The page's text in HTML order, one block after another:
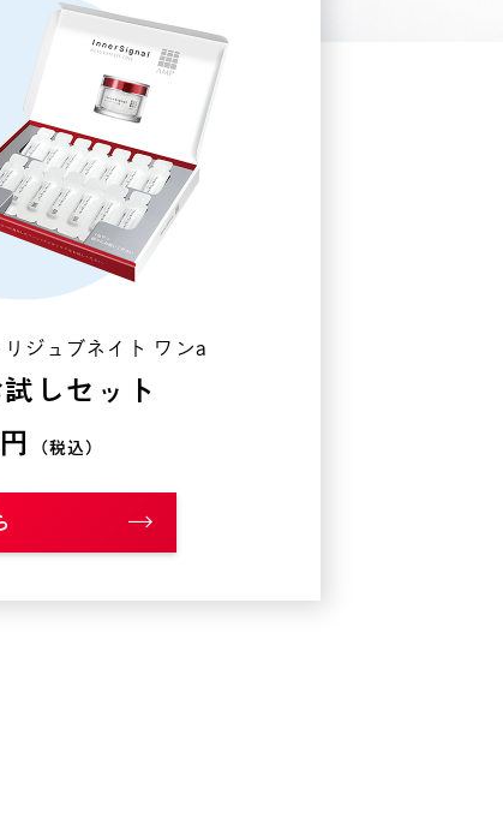
リジュブネイト ワンa
しセット
（税込）